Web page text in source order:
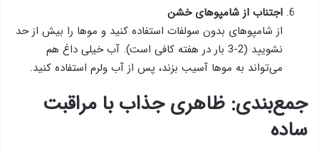
اجتناب از شامپوهای خشن
از شامپوهای بدون سولفات استفاده کنید و موها را بیش از حد
نشویید (2-3 بار در هفته کافی است). آب خیلی داغ هم
می‌تواند به موها آسیب بزند، پس از آب ولرم استفاده کنید.
جمع‌بندی: ظاهری جذاب با مراقبت
ساده